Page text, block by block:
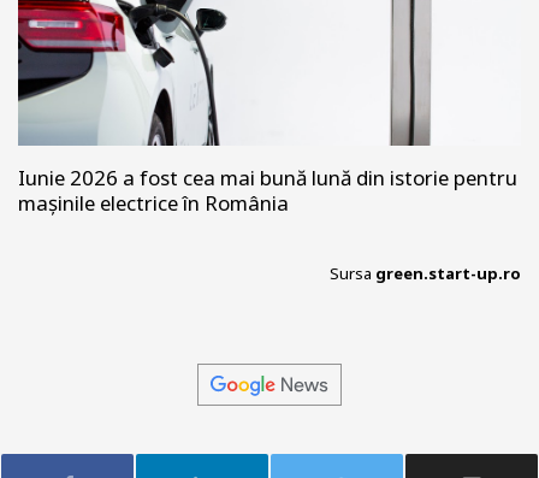
Iunie 2026 a fost cea mai bună lună din istorie pentru
mașinile electrice în România
Sursa green.start-up.ro